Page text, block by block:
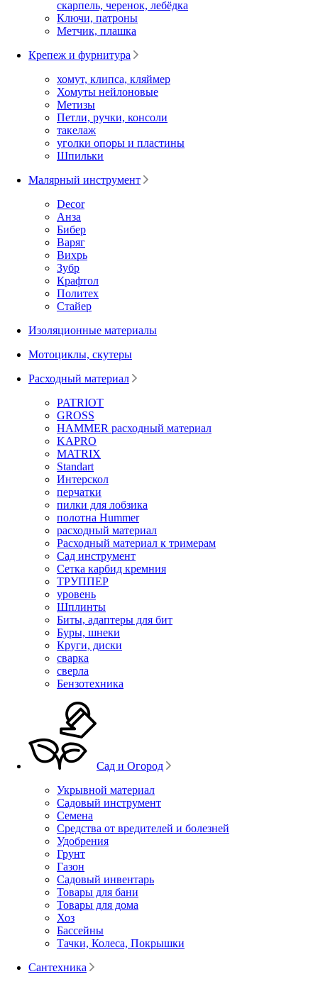
скарпель, черенок, лебёдка
Ключи, патроны
Метчик, плашка
Крепеж и фурнитура
хомут, клипса, кляймер
Хомуты нейлоновые
Метизы
Петли, ручки, консоли
такелаж
уголки опоры и пластины
Шпильки
Малярный инструмент
Decor
Анза
Бибер
Варяг
Вихрь
Зубр
Крафтол
Политех
Стайер
Изоляционные материалы
Мотоциклы, скутеры
Расходный материал
PATRIOT
GROSS
HAMMER расходный материал
KAPRO
MATRIX
Standart
Интерскол
перчатки
пилки для лобзика
полотна Hummer
расходный материал
Расходный материал к тримерам
Сад инструмент
Сетка карбид кремния
ТРУППЕР
уровень
Шплинты
Биты, адаптеры для бит
Буры, шнеки
Круги, диски
сварка
сверла
Бензотехника
Сад и Огород
Укрывной материал
Садовый инструмент
Семена
Средства от вредителей и болезней
Удобрения
Грунт
Газон
Садовый инвентарь
Товары для бани
Товары для дома
Хоз
Бассейны
Тачки, Колеса, Покрышки
Сантехника